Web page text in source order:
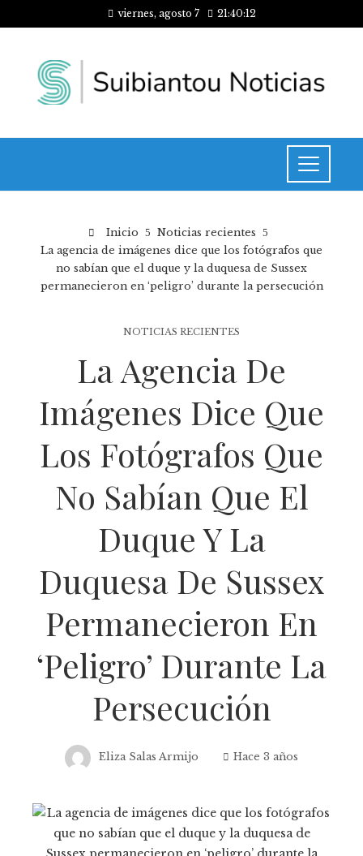
viernes, agosto 7 21:40:12
Inicio
Noticias recientes
La agencia de imágenes dice que los fotógrafos que
no sabían que el duque y la duquesa de Sussex
permanecieron en ‘peligro’ durante la persecución
NOTICIAS RECIENTES
La Agencia De
Imágenes Dice Que
Los Fotógrafos Que
No Sabían Que El
Duque Y La
Duquesa De Sussex
Permanecieron En
‘peligro’ Durante La
Persecución
Eliza Salas Armijo Hace 3 años